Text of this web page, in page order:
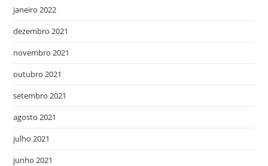
janeiro 2022
dezembro 2021
novembro 2021
outubro 2021
setembro 2021
agosto 2021
julho 2021
junho 2021